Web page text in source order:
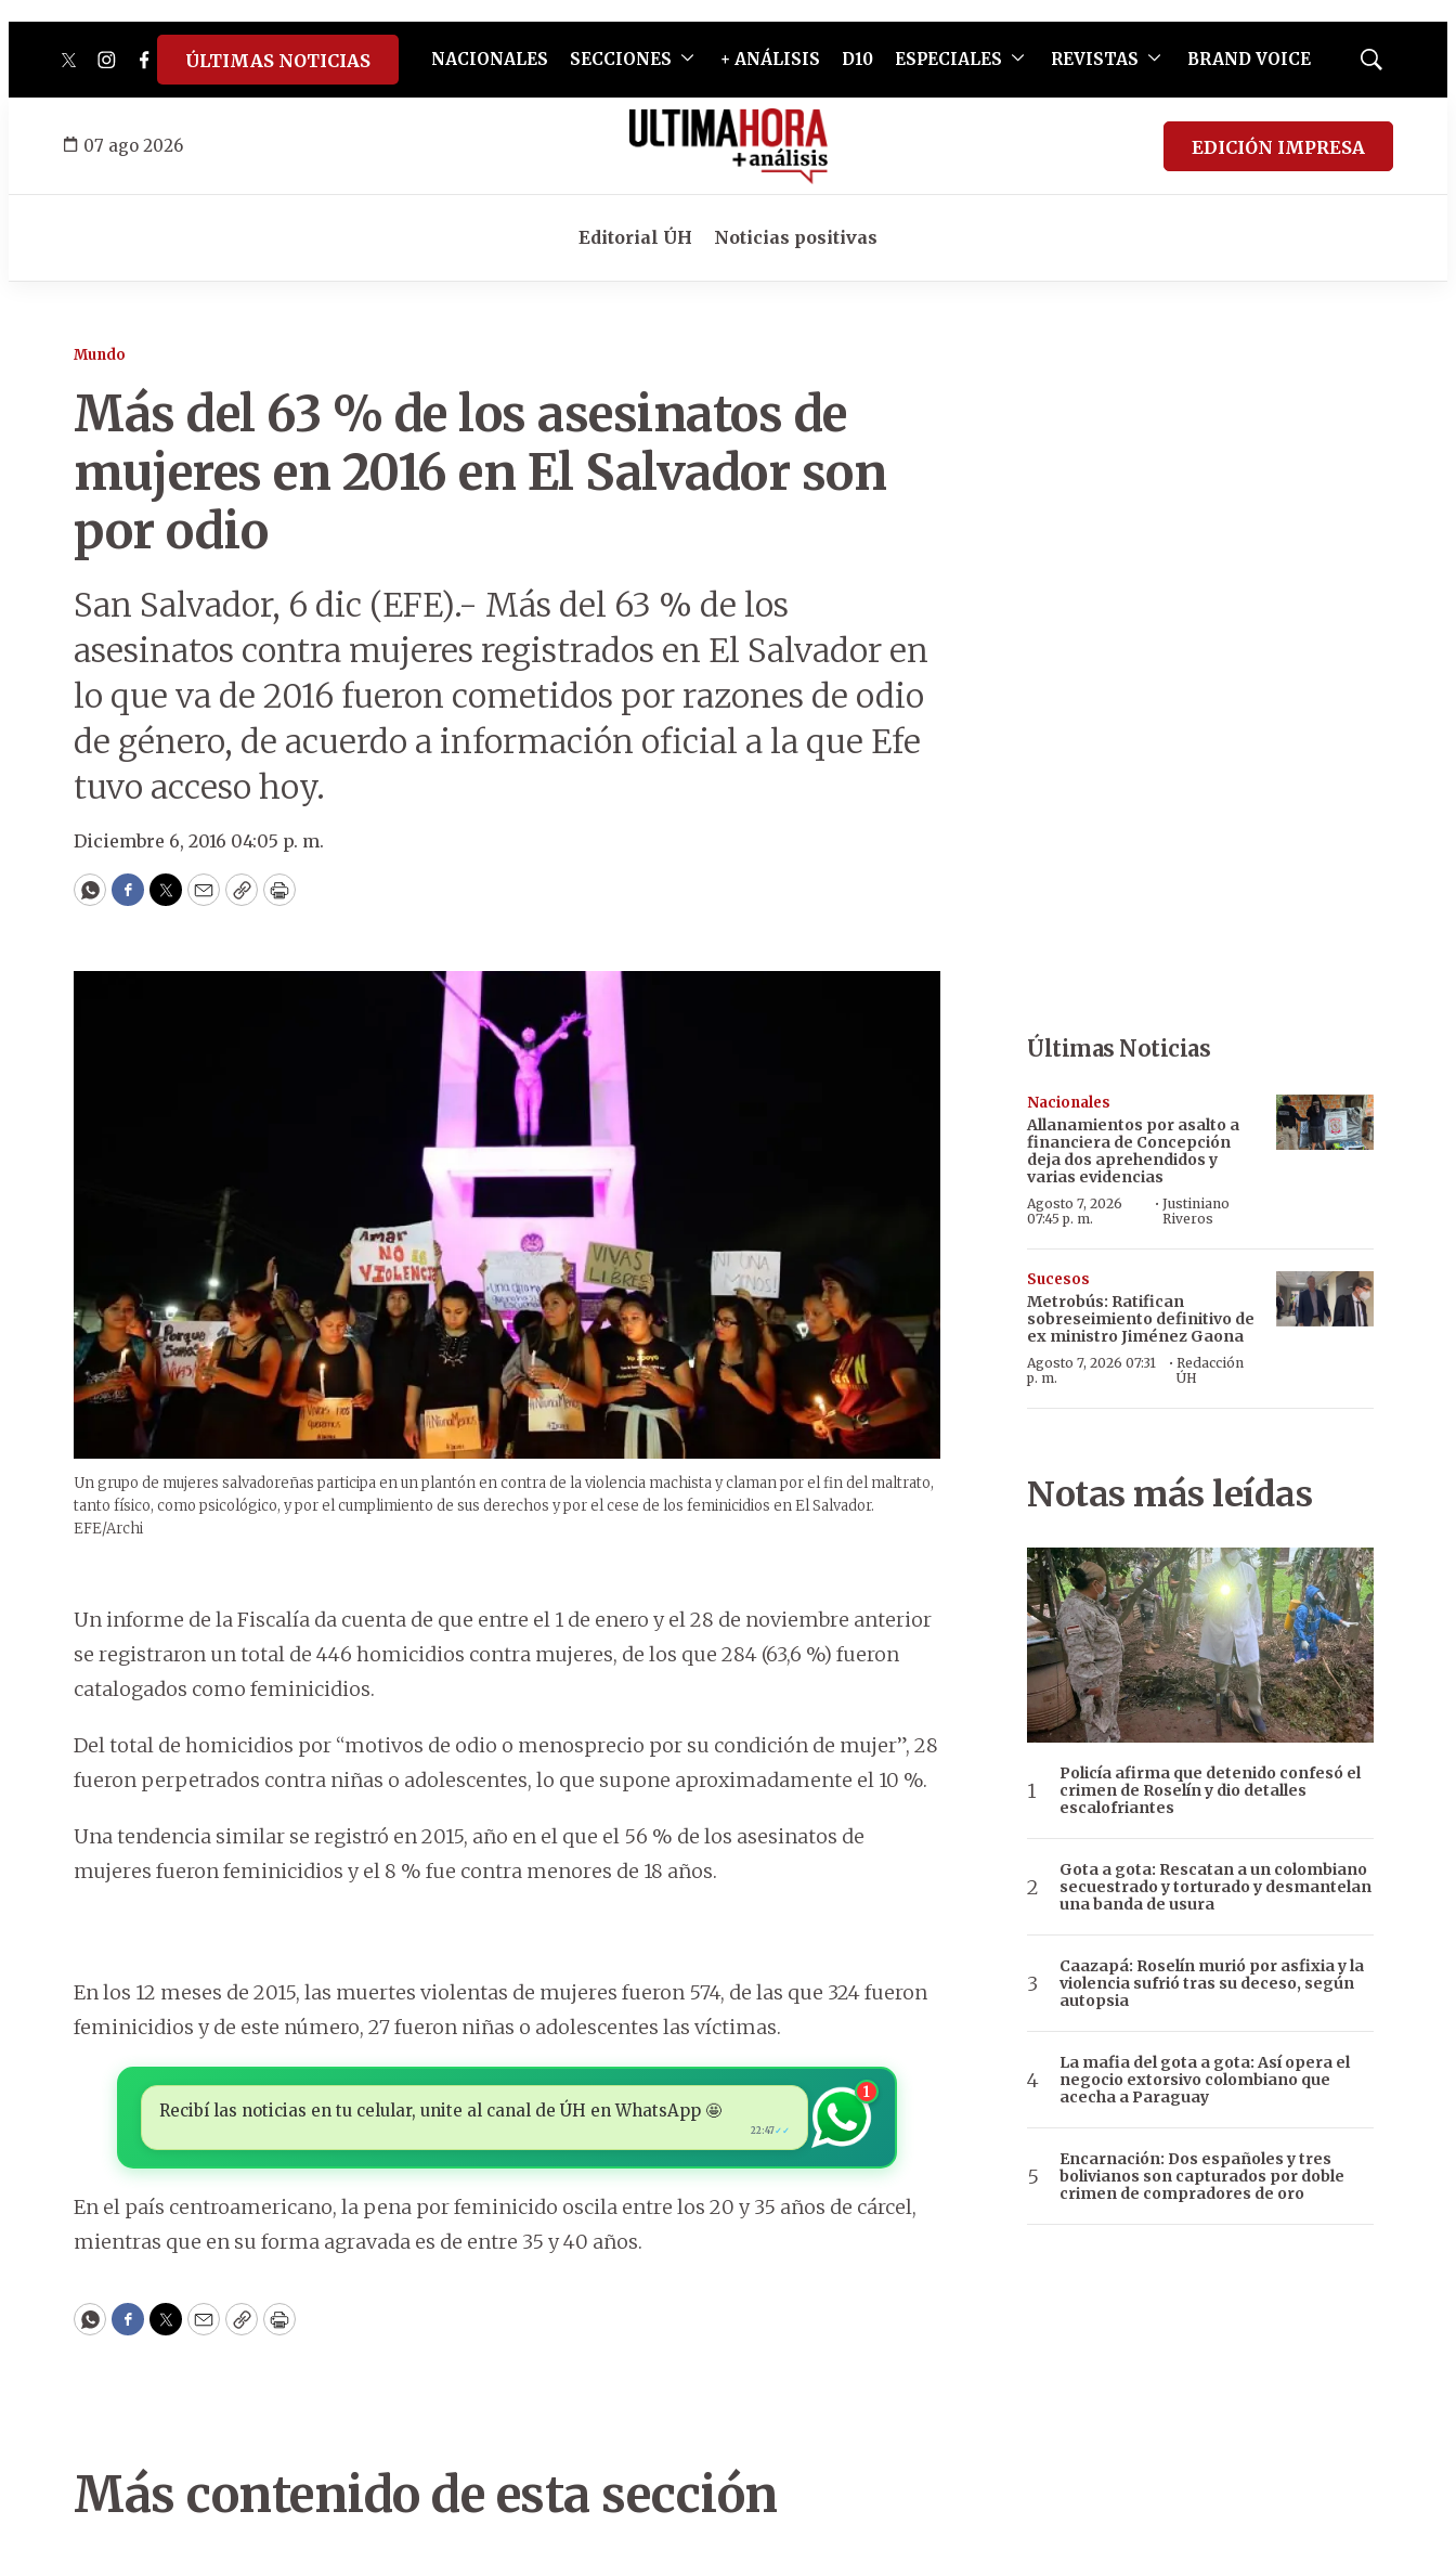
twitterinstagram
facebook
tiktokyoutube
spotify
ÚLTIMAS NOTICIAS NACIONALES SECCIONES + ANÁLISIS D10 ESPECIALES REVISTAS BRAND VOICE
Mostrar
07 ago 2026 EDICIÓN IMPRESA
Editorial ÚH Noticias positivas
Mundo
Más del 63 % de los asesinatos de
mujeres en 2016 en El Salvador son
por odio
San Salvador, 6 dic (EFE).- Más del 63 % de los
asesinatos contra mujeres registrados en El Salvador en
lo que va de 2016 fueron cometidos por razones de odio
de género, de acuerdo a información oficial a la que Efe
tuvo acceso hoy.
Diciembre 6, 2016 04:05 p. m.
WhatsApp
Facebook
Twitter
EmailCopyPrint
Un grupo de mujeres salvadoreñas participa en un plantón en contra de la violencia machista y claman por el fin del maltrato,
tanto físico, como psicológico, y por el cumplimiento de sus derechos y por el cese de los feminicidios en El Salvador.
EFE/Archi
Un informe de la Fiscalía da cuenta de que entre el 1 de enero y el 28 de noviembre anterior
se registraron un total de 446 homicidios contra mujeres, de los que 284 (63,6 %) fueron
catalogados como feminicidios.
Del total de homicidios por “motivos de odio o menosprecio por su condición de mujer”, 28
fueron perpetrados contra niñas o adolescentes, lo que supone aproximadamente el 10 %.
Una tendencia similar se registró en 2015, año en el que el 56 % de los asesinatos de
mujeres fueron feminicidios y el 8 % fue contra menores de 18 años.
En los 12 meses de 2015, las muertes violentas de mujeres fueron 574, de las que 324 fueron
feminicidios y de este número, 27 fueron niñas o adolescentes las víctimas.
Recibí las noticias en tu celular, unite al canal de ÚH en WhatsApp 🤩
22:47✓✓
1
En el país centroamericano, la pena por feminicido oscila entre los 20 y 35 años de cárcel,
mientras que en su forma agravada es de entre 35 y 40 años.
WhatsApp
Facebook
Twitter
EmailCopyPrint
Últimas Noticias
Nacionales
Allanamientos por asalto a
financiera de Concepción
deja dos aprehendidos y
varias evidencias
Agosto 7, 2026
07:45 p. m.
·Justiniano
Riveros
Sucesos
Metrobús: Ratifican
sobreseimiento definitivo de
ex ministro Jiménez Gaona
Agosto 7, 2026 07:31
p. m.
·Redacción
ÚH
Notas más leídas
Policía afirma que detenido confesó el
crimen de Roselín y dio detalles
escalofriantes
Gota a gota: Rescatan a un colombiano
secuestrado y torturado y desmantelan
una banda de usura
Caazapá: Roselín murió por asfixia y la
violencia sufrió tras su deceso, según
autopsia
La mafia del gota a gota: Así opera el
negocio extorsivo colombiano que
acecha a Paraguay
Encarnación: Dos españoles y tres
bolivianos son capturados por doble
crimen de compradores de oro
Más contenido de esta sección